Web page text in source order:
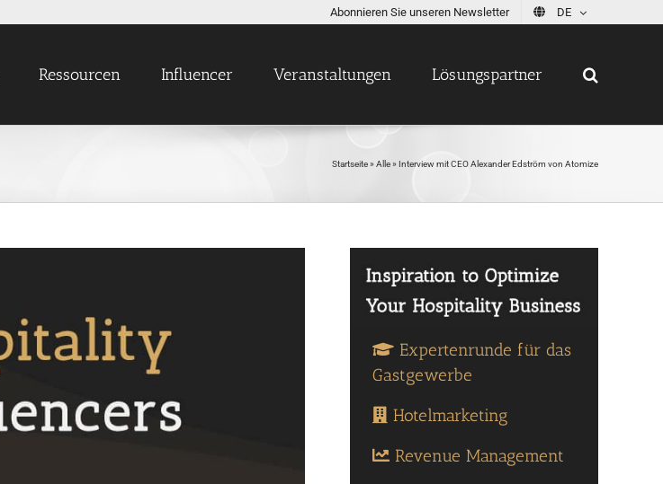
Abonnieren Sie unseren Newsletter DE
Ressourcen Influencer Veranstaltungen Lösungspartner
Startseite» Alle» Interview mit CEO Alexander Edström von Atomize
Expertenrunde für das
Gastgewerbe
Hotelmarketing
Revenue Management